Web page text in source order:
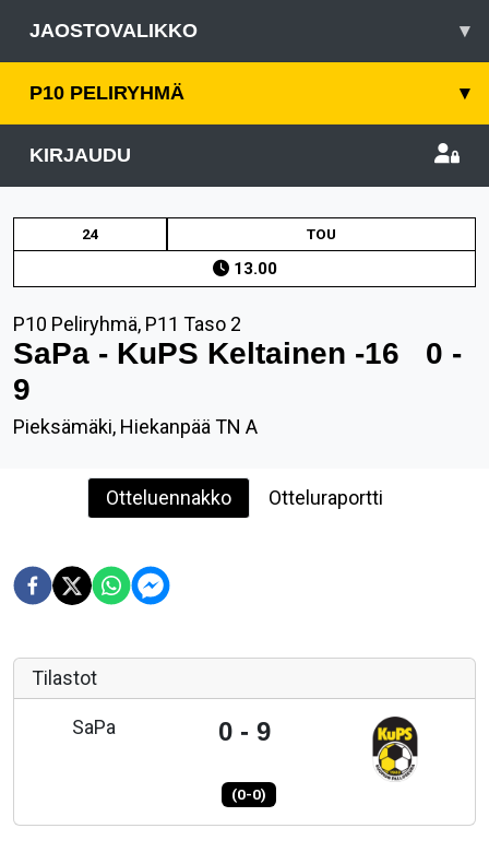
JAOSTOVALIKKO ▾
P10 PELIRYHMÄ ▾
KIRJAUDU
24 TOU
13.00
P10 Peliryhmä, P11 Taso 2
SaPa - KuPS Keltainen -16 0 -
9
Pieksämäki, Hiekanpää TN A
Otteluennakko Otteluraportti
Tilastot
SaPa 0 - 9
(0-0)